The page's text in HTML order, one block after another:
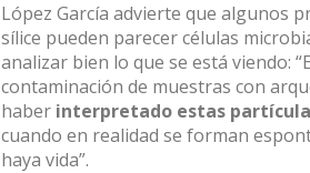
López García advierte que algunos
sílice pueden parecer células
analizar bien lo que se está viendo:
contaminación de muestras con
haber interpretado estas
cuando en realidad se forman
haya vida”.